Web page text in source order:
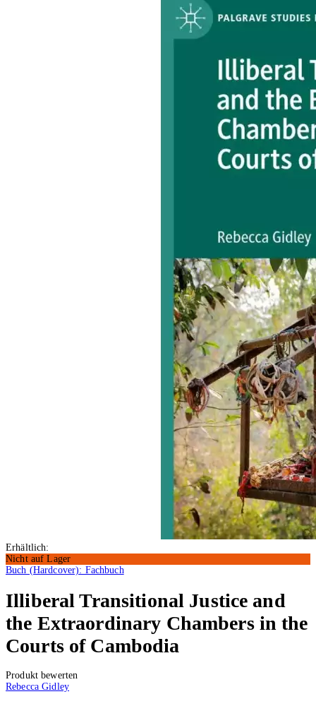
Erhältlich:
Nicht auf Lager
Buch (Hardcover): Fachbuch
Illiberal Transitional Justice and
the Extraordinary Chambers in the
Courts of Cambodia
Produkt bewerten
Rebecca Gidley